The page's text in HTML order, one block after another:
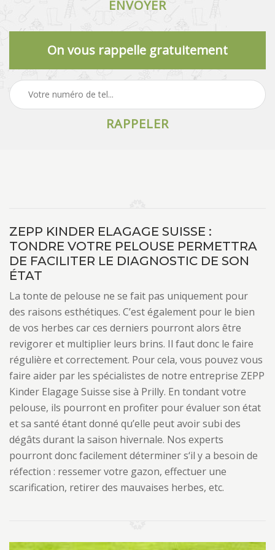
On vous rappelle gratuitement
ZEPP KINDER ELAGAGE SUISSE :
TONDRE VOTRE PELOUSE PERMETTRA
DE FACILITER LE DIAGNOSTIC DE SON
ÉTAT
La tonte de pelouse ne se fait pas uniquement pour
des raisons esthétiques. C’est également pour le bien
de vos herbes car ces derniers pourront alors être
revigorer et multiplier leurs brins. Il faut donc le faire
régulière et correctement. Pour cela, vous pouvez vous
faire aider par les spécialistes de notre entreprise ZEPP
Kinder Elagage Suisse sise à Prilly. En tondant votre
pelouse, ils pourront en profiter pour évaluer son état
et sa santé étant donné qu’elle peut avoir subi des
dégâts durant la saison hivernale. Nos experts
pourront donc facilement déterminer s‘il y a besoin de
réfection : ressemer votre gazon, effectuer une
scarification, retirer des mauvaises herbes, etc.